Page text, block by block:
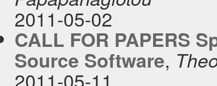
2011-05-02
CALL FOR PAPERS
Source Software,
2011-05-11